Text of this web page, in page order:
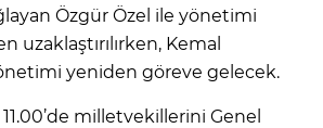
Özgür Özel ile yönetimi
uzaklaştırılırken, Kemal
yeniden göreve gelecek.
milletvekillerini Genel